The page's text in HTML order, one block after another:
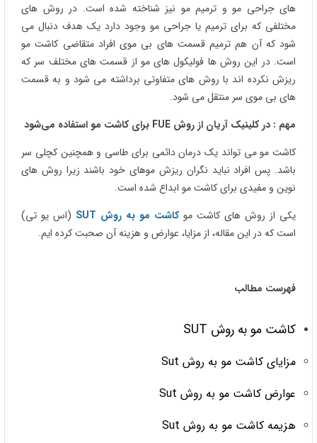
های جراحی مو و ترمیم مو نیز شناخته شده است. در روش های
مختلفی که برای ترمیم یا جراحی مو وجود دارد یک هدف دنبال می
شود که آن هم ترمیم قسمت های بی موی افراد متقاضی کاشت مو
است. در این روش ها فولیکول های مو از قسمت های مختلف سر که
ریزش نکرده اند با روش های متفاوتی برداشته می شود و به قسمت
های بی موی سر منتقل می شود.
مهم : در کلینیک آریان از روش FUE برای کاشت مو استفاده
می‌شود
کاشت مو می تواند یک درمان دائمی برای طاسی و همچنین کچلی سر
باشد. پس افراد نباید نگران ریزش موهای خود باشند زیرا روش های
نوین و مفیدی برای کاشت مو ابداع شده است.
یکی از روش های کاشت موکاشت مو به روش SUT
(اس یو تی)
است که در این مقاله، از مزایا، عوارض و هزینه آن صحبت کرده ایم.
فهرست مطالب
کاشت مو به روش SUT
مزایای کاشت مو به روش Sut
عوارض کاشت مو به روش Sut
هزیمه کاشت مو به روش Sut